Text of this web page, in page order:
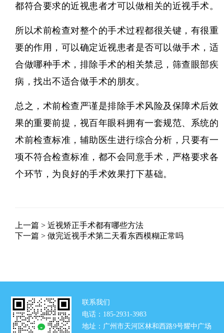
都符合要求的近视患者才可以做相关的近视手术。
所以术前检查对整个的手术过程都很关键，有很重
要的作用，可以确定近视患者是否可以做手术，适
合做哪种手术，排除手术的相关禁忌，筛查眼部疾
病，找出不适合做手术的朋友。
总之，术前检查严谨是排除手术风险及保障术后效
果的重要前提， 视百年眼科拥有一套规范、系统的
术前检查标准，辅助医生进行综合分析，只要有一
项不符合检查标准，都不会同意手术，严格要求各
个环节，为良好的手术效果打下基础。
上一篇 > 近视矫正手术都有哪些方法
下一篇 > 做完近视手术第二天看东西模糊正常吗
联系我们
电话：185-2931-3983
地址：广州市天河区林和西路9号耀中广场